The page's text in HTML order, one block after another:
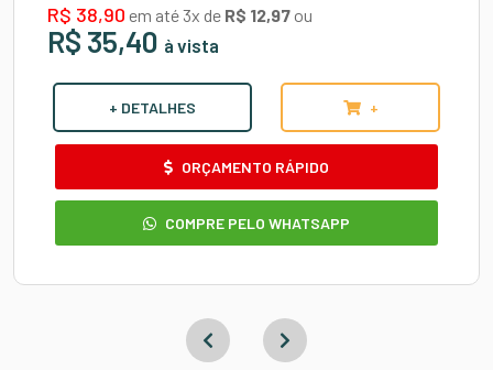
R$ 38,90 em até 3x de R$ 12,97 ou
R$ 35,40 à vista
+ DETALHES +
ORÇAMENTO RÁPIDO
COMPRE PELO WHATSAPP